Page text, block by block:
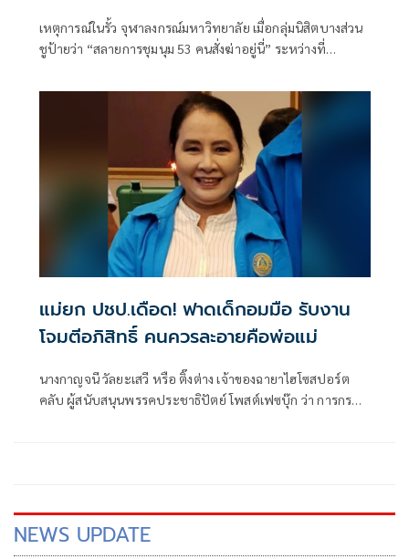
เหตุการณ์ในรั้ว จุฬาลงกรณ์มหาวิทยาลัย เมื่อกลุ่มนิสิตบางส่วน
ชูป้ายว่า “สลายการชุมนุม 53 คนสั่งฆ่าอยู่นี่” ระหว่างที่
หลักสูตรปริญญาเอกสาขานโยบายสาธารณะ
แม่ยก ปชป.เดือด! ฟาดเด็กอมมือ รับงาน
โจมตีอภิสิทธิ์ คนควรละอายคือพ่อแม่
นางกาญจนี วัลยะเสวี หรือ ติ๊งต่าง เจ้าของฉายาไฮโซสปอร์ต
คลับ ผู้สนับสนุนพรรคประชาธิปัตย์ โพสต์เฟซบุ๊ก ว่า การกระ
NEWS UPDATE